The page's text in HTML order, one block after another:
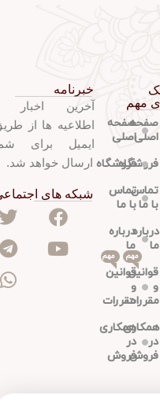
مهم
صفحه
اصلی
فروشگاه
تماس
با ما
درباره
ما
قوانین
و
مقررات
مهم
همکاری
در
فروش
صفحه
اصلی
فروشگاه
تماس
با ما
درباره
ما
قوانین
و
مقررات
مهم
همکاری
در
فروش
خبرنامه
آخرین اخبار
اطلاعیه ها از
ایمیل برای
ارسال خواهد شد.
شبکه های